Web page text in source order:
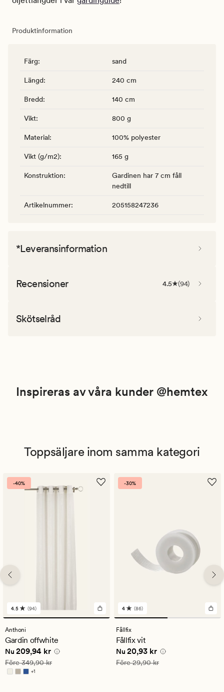
Produktinformation
Färg: sand
Längd: 240 cm
Bredd: 140 cm
Vikt: 800 g
Material: 100% polyester
Vikt (g/m2): 165 g
Konstruktion:
Gardinen har 7 cm fåll
nedtill
Artikelnummer: 205158247236
*Leveransinformation
Recensioner 4.5 (94)
Skötselråd
Inspireras av våra kunder @hemtex
Toppsäljare inom samma kategori
-40%
94
omdömen
med
ett
genomsnittligt
betyg
på
4.5
4.5 (94)
Anthoni
Gardin offwhite
Nuvarande pris
Nu 209,94 kr
Ordinarie pris 349,90 kr
Före349,90 kr
+1
Finns i fler färger
-30%
86
omdömen
med
ett
genomsnittligt
betyg
på
4
4 (86)
Fållfix
Fållfix vit
Nuvarande pris
Nu 20,93 kr
Ordinarie pris
Före29,90 kr